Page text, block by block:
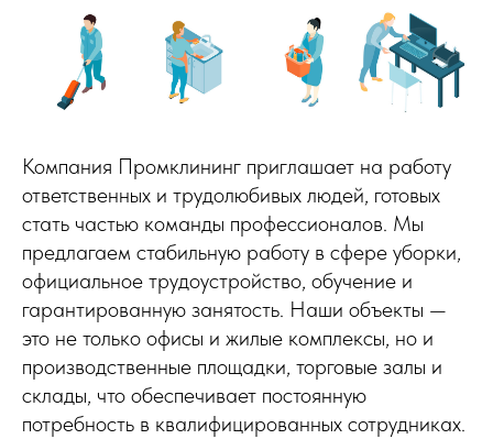
Компания Промклининг приглашает на работу
ответственных и трудолюбивых людей, готовых
стать частью команды профессионалов. Мы
предлагаем стабильную работу в сфере уборки,
официальное трудоустройство, обучение и
гарантированную занятость. Наши объекты —
это не только офисы и жилые комплексы, но и
производственные площадки, торговые залы и
склады, что обеспечивает постоянную
потребность в квалифицированных сотрудниках.